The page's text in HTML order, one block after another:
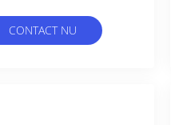
CONTACT NU